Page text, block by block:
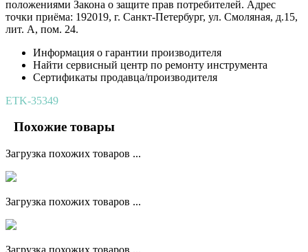
положениями Закона о защите прав потребителей. Адрес
точки приёма: 192019, г. Санкт-Петербург, ул. Смоляная, д.15,
лит. А, пом. 24.
Информация о гарантии производителя
Найти сервисный центр по ремонту инструмента
Сертификаты продавца/производителя
ETK-35349
Похожие товары
Загрузка похожих товаров ...
Загрузка похожих товаров ...
Загрузка похожих товаров ...